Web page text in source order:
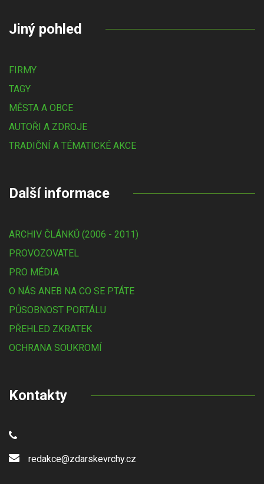
Jiný pohled
FIRMY
TAGY
MĚSTA A OBCE
AUTOŘI A ZDROJE
TRADIČNÍ A TÉMATICKÉ AKCE
Další informace
ARCHIV ČLÁNKŮ (2006 - 2011)
PROVOZOVATEL
PRO MÉDIA
O NÁS ANEB NA CO SE PTÁTE
PŮSOBNOST PORTÁLU
PŘEHLED ZKRATEK
OCHRANA SOUKROMÍ
Kontakty
redakce@zdarskevrchy.cz